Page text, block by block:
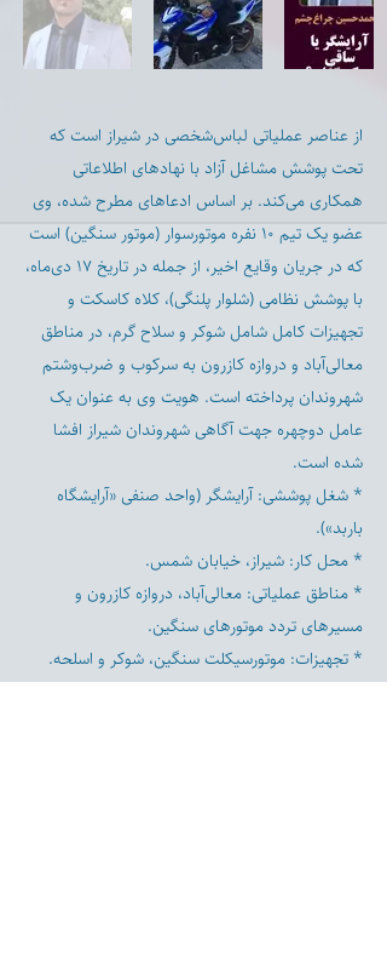
از عناصر عملیاتی لباس‌شخصی در شیراز است که
تحت پوشش مشاغل آزاد با نهادهای اطلاعاتی
همکاری می‌کند. بر اساس ادعاهای مطرح شده، وی
عضو یک تیم ۱۰ نفره موتورسوار (موتور سنگین) است
که در جریان وقایع اخیر، از جمله در تاریخ ۱۷ دی‌ماه،
با پوشش نظامی (شلوار پلنگی)، کلاه کاسکت و
تجهیزات کامل شامل شوکر و سلاح گرم، در مناطق
معالی‌آباد و دروازه کازرون به سرکوب و ضرب‌وشتم
شهروندان پرداخته است. هویت وی به عنوان یک
عامل دوچهره جهت آگاهی شهروندان شیراز افشا
شده است.
* شغل پوششی: آرایشگر (واحد صنفی «آرایشگاه
باربد»).
* محل کار: شیراز، خیابان شمس.
* مناطق عملیاتی: معالی‌آباد، دروازه کازرون و
مسیرهای تردد موتورهای سنگین.
* تجهیزات: موتورسیکلت سنگین، شوکر و اسلحه.